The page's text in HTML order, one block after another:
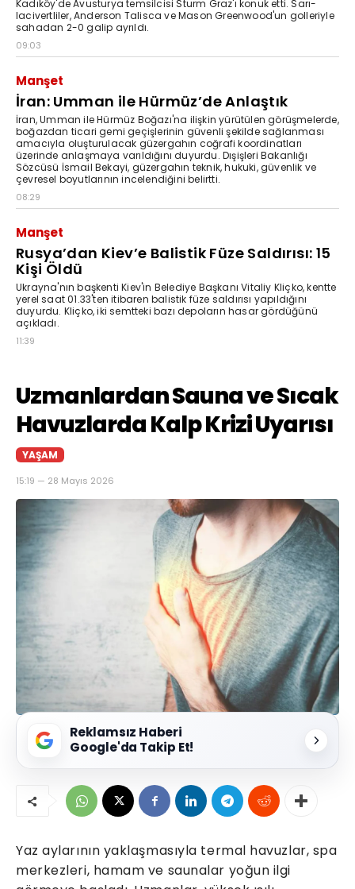
Kadıköy'de Avusturya temsilcisi Sturm Graz'ı konuk etti. Sarı-
lacivertliler, Anderson Talisca ve Mason Greenwood'un golleriyle
sahadan 2-0 galip ayrıldı.
09:03
Manşet
İran: Umman ile Hürmüz’de Anlaştık
İran, Umman ile Hürmüz Boğazı'na ilişkin yürütülen görüşmelerde,
boğazdan ticari gemi geçişlerinin güvenli şekilde sağlanması
amacıyla oluşturulacak güzergahın coğrafi koordinatları
üzerinde anlaşmaya varıldığını duyurdu. Dışişleri Bakanlığı
Sözcüsü İsmail Bekayi, güzergahın teknik, hukuki, güvenlik ve
çevresel boyutlarının incelendiğini belirtti.
08:29
Manşet
Rusya’dan Kiev’e Balistik Füze Saldırısı: 15
Kişi Öldü
Ukrayna'nın başkenti Kiev'in Belediye Başkanı Vitaliy Kliçko, kentte
yerel saat 01.33'ten itibaren balistik füze saldırısı yapıldığını
duyurdu. Kliçko, iki semtteki bazı depoların hasar gördüğünü
açıkladı.
11:39